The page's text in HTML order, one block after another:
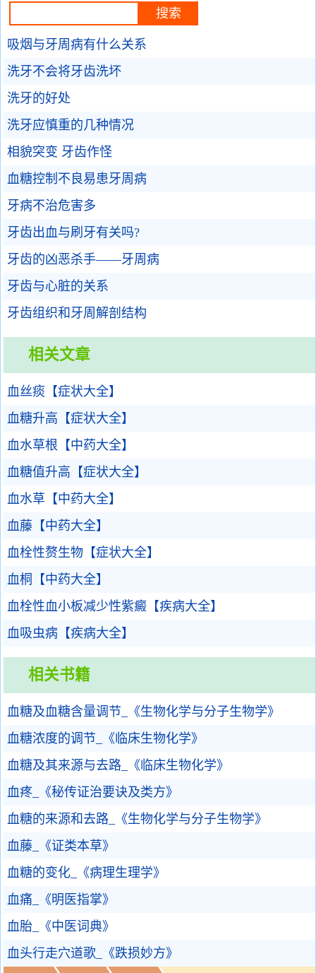
吸烟与牙周病有什么关系
洗牙不会将牙齿洗坏
洗牙的好处
洗牙应慎重的几种情况
相貌突变 牙齿作怪
血糖控制不良易患牙周病
牙病不治危害多
牙齿出血与刷牙有关吗?
牙齿的凶恶杀手——牙周病
牙齿与心脏的关系
牙齿组织和牙周解剖结构
相关文章
血丝痰【症状大全】
血糖升高【症状大全】
血水草根【中药大全】
血糖值升高【症状大全】
血水草【中药大全】
血藤【中药大全】
血栓性赘生物【症状大全】
血桐【中药大全】
血栓性血小板减少性紫癜【疾病大全】
血吸虫病【疾病大全】
相关书籍
血糖及血糖含量调节_《生物化学与分子生物学》
血糖浓度的调节_《临床生物化学》
血糖及其来源与去路_《临床生物化学》
血疼_《秘传证治要诀及类方》
血糖的来源和去路_《生物化学与分子生物学》
血藤_《证类本草》
血糖的变化_《病理生理学》
血痛_《明医指掌》
血胎_《中医词典》
血头行走穴道歌_《跌损妙方》